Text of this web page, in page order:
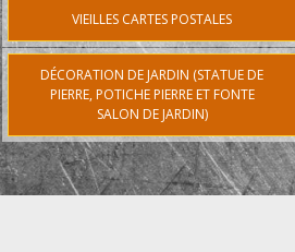
VIEILLES CARTES POSTALES
DÉCORATION DE JARDIN (STATUE DE
PIERRE, POTICHE PIERRE ET FONTE
SALON DE JARDIN)